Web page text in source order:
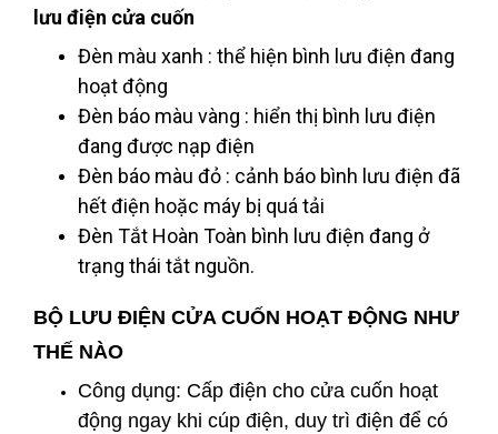
lưu điện cửa cuốn
Đèn màu xanh : thể hiện bình lưu điện đang
hoạt động
Đèn báo màu vàng : hiển thị bình lưu điện
đang được nạp điện
Đèn báo màu đỏ : cảnh báo bình lưu điện đã
hết điện hoặc máy bị quá tải
Đèn Tắt Hoàn Toàn bình lưu điện đang ở
trạng thái tắt nguồn.
BỘ LƯU ĐIỆN CỬA CUỐN HOẠT ĐỘNG NHƯ
THẾ NÀO
Công dụng: Cấp điện cho cửa cuốn hoạt
động ngay khi cúp điện, duy trì điện để có